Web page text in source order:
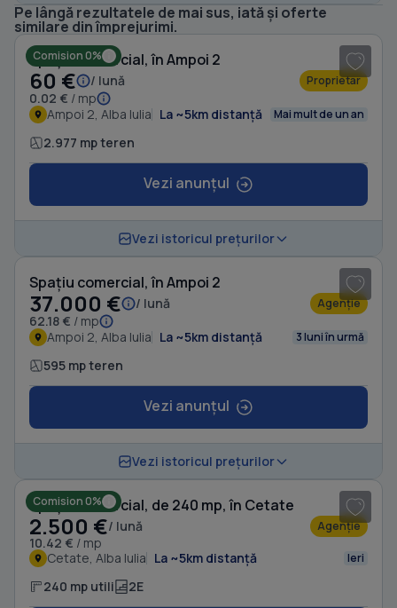
Pe lângă rezultatele de mai sus, iată și oferte
similare din împrejurimi.
Comision 0%
Spațiu comercial, în Ampoi 2
60 €
/ lună
0.02 € / mp
Proprietar
Ampoi 2, Alba Iulia La ~5km distanță Mai mult de un an
2.977 mp teren
Vezi anunțul
Vezi istoricul prețurilor
Spațiu comercial, în Ampoi 2
37.000 €
/ lună
62.18 € / mp
Agenție
Ampoi 2, Alba Iulia La ~5km distanță 3 luni în urmă
595 mp teren
Vezi anunțul
Vezi istoricul prețurilor
Comision 0%
Spațiu comercial, de 240 mp, în Cetate
2.500 €/ lună
10.42 € / mp
Agenție
Cetate, Alba Iulia La ~5km distanță Ieri
240 mp utili 2E